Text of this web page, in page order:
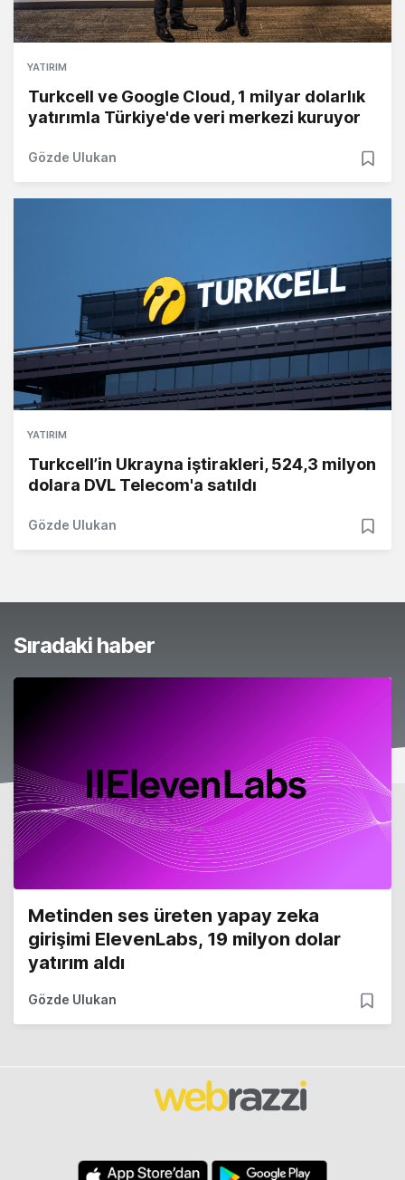
YATIRIM
Turkcell ve Google Cloud, 1 milyar dolarlık
yatırımla Türkiye'de veri merkezi kuruyor
Gözde Ulukan
YATIRIM
Turkcell’in Ukrayna iştirakleri, 524,3 milyon
dolara DVL Telecom'a satıldı
Gözde Ulukan
Sıradaki haber
Metinden ses üreten yapay zeka
girişimi ElevenLabs, 19 milyon dolar
yatırım aldı
Gözde Ulukan